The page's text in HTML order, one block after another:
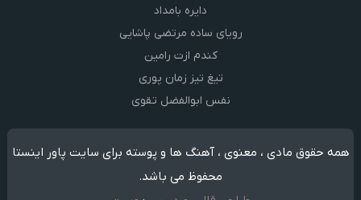
دایره بامداد
رویای ساده مرتضی پاشایی
کندم ازت رامین
تیغ تیز زمان پوری
نفس ابوالفضل تقوی
همه حقوق مادی ، معنوی ، آهنگ ها و پوسته برای سایت پاور اینستا
محفوظ می باشد.